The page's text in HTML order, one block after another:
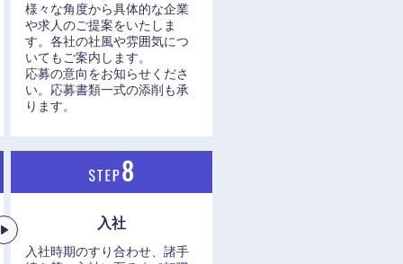
様々な角度から具体的な企業
や求人のご提案をいたしま
す。各社の社風や雰囲気につ
いてもご案内します。
応募の意向をお知らせくださ
い。応募書類一式の添削も承
ります。
入社
入社時期のすり合わせ、諸手